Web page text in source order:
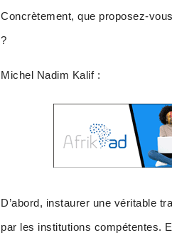
Concrètement, que proposez-
?
Michel Nadim Kalif :
D’abord, instaurer une véritable
par les institutions compétentes.